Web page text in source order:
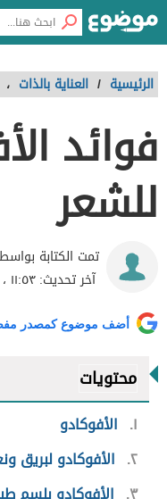
الرئيسية / العناية بالذات ،
فوائد
للشعر
تمت الكتابة
آخر تحديث:١١:٥٣ ، ١٢ أبريل ٢٠٢٢
أضف موضوع كمصدر
محتويات
١
الأفوكادو
٢ الأفوكادو لبريق